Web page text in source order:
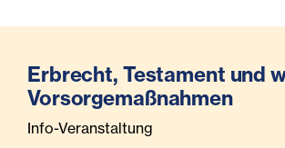
Erbrecht, Testament und
Vorsorgemaßnahmen
Info-Veranstaltung